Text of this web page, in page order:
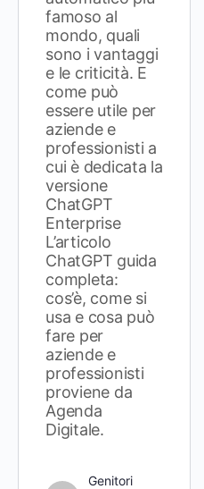
famoso al
mondo, quali
sono i vantaggi
e le criticità. E
come può
essere utile per
aziende e
professionisti a
cui è dedicata la
versione
ChatGPT
Enterprise
L’articolo
ChatGPT guida
completa:
cos’è, come si
usa e cosa può
fare per
aziende e
professionisti
proviene da
Agenda
Digitale.
Genitori